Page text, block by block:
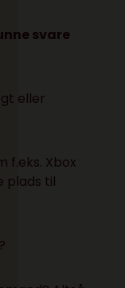
svare
eller
f.eks. Xbox
plads til